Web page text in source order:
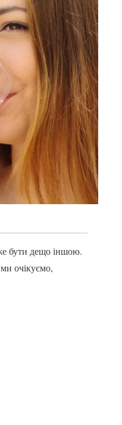
бути дещо іншою.
очікуємо,